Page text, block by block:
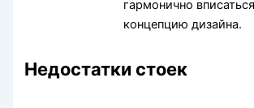
гармонично
концепцию дизайна.
Недостатки стоек